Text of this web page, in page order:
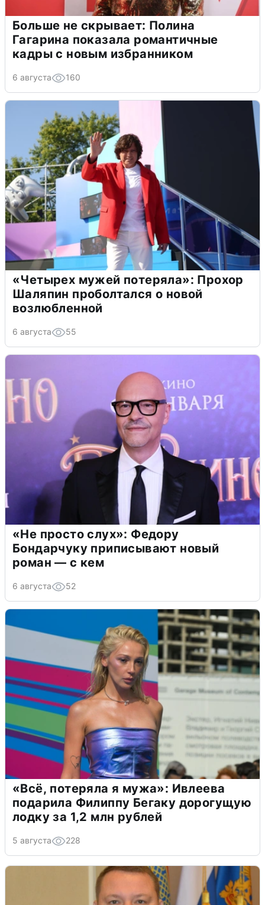
Больше не скрывает: Полина
Гагарина показала романтичные
кадры с новым избранником
6 августа 160
«Четырех мужей потеряла»: Прохор
Шаляпин проболтался о новой
возлюбленной
6 августа 55
«Не просто слух»: Федору
Бондарчуку приписывают новый
роман — с кем
6 августа 52
«Всё, потеряла я мужа»: Ивлеева
подарила Филиппу Бегаку дорогущую
лодку за 1,2 млн рублей
5 августа 228